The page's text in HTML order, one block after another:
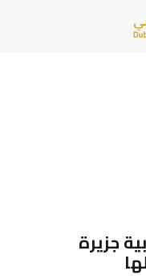
جزيرة